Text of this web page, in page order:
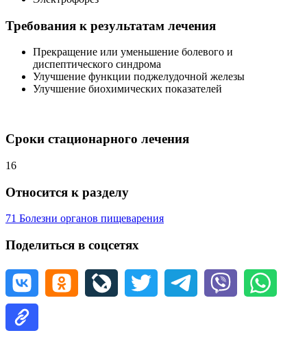
Требования к результатам лечения
Прекращение или уменьшение болевого и
диспептического синдрома
Улучшение функции поджелудочной железы
Улучшение биохимических показателей
Сроки стационарного лечения
16
Относится к разделу
71 Болезни органов пищеварения
Поделиться в соцсетях